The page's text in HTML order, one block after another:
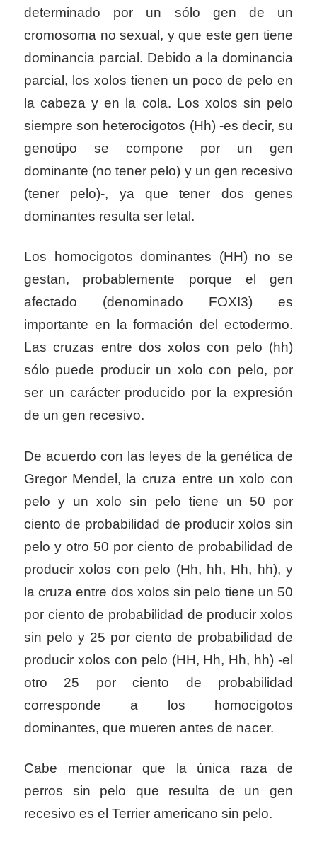
determinado por un sólo gen de un
cromosoma no sexual, y que este gen tiene
dominancia parcial. Debido a la dominancia
parcial, los xolos tienen un poco de pelo en
la cabeza y en la cola. Los xolos sin pelo
siempre son heterocigotos (Hh) -es decir, su
genotipo se compone por un gen
dominante (no tener pelo) y un gen recesivo
(tener pelo)-, ya que tener dos genes
dominantes resulta ser letal.
Los homocigotos dominantes (HH) no se
gestan, probablemente porque el gen
afectado (denominado FOXI3) es
importante en la formación del ectodermo.
Las cruzas entre dos xolos con pelo (hh)
sólo puede producir un xolo con pelo, por
ser un carácter producido por la expresión
de un gen recesivo.
De acuerdo con las leyes de la genética de
Gregor Mendel, la cruza entre un xolo con
pelo y un xolo sin pelo tiene un 50 por
ciento de probabilidad de producir xolos sin
pelo y otro 50 por ciento de probabilidad de
producir xolos con pelo (Hh, hh, Hh, hh), y
la cruza entre dos xolos sin pelo tiene un 50
por ciento de probabilidad de producir xolos
sin pelo y 25 por ciento de probabilidad de
producir xolos con pelo (HH, Hh, Hh, hh) -el
otro 25 por ciento de probabilidad
corresponde a los homocigotos
dominantes, que mueren antes de nacer.
Cabe mencionar que la única raza de
perros sin pelo que resulta de un gen
recesivo es el Terrier americano sin pelo.